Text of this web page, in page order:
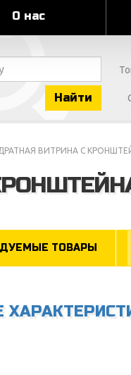
О нас
Найти
ВИТРИНА С
ТОВАРЫ